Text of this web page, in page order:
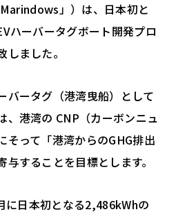
104-0028
1-1 YANMAR TOKYO 12階
」）は、日本初と
ハーバータグボート開発プロ
ました。
バータグ（港湾曳船）として
、港湾の CNP（カーボンニュ
そって「港湾からのGHG排出
することを目標とします。
日本初となる2,486kWhの